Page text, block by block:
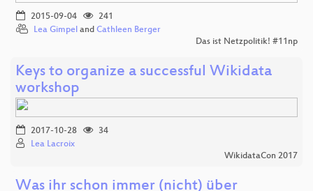
2015-09-04
241
Lea Gimpel and Cathleen Berger
Das ist Netzpolitik! #11np
Keys to organize a successful Wikidata
workshop
2017-10-28
34
Lea Lacroix
WikidataCon 2017
Was ihr schon immer (nicht) über